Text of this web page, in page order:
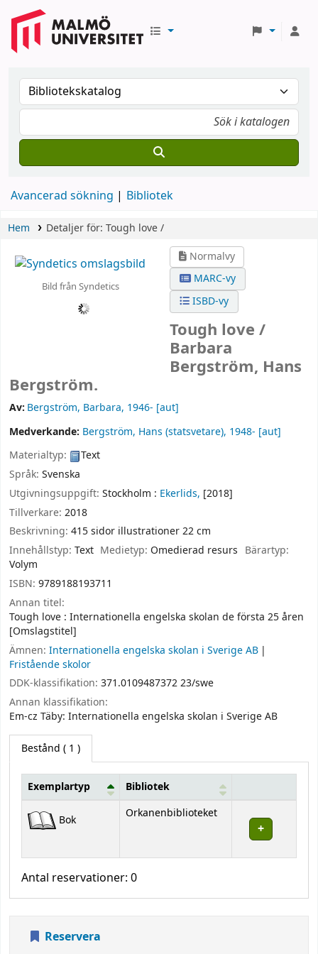
Avancerad sökning Bibliotek
Hem Detaljer för: Tough love /
Bild från Syndetics
Normalvy
MARC-vy
ISBD-vy
Tough love /
Barbara
Bergström, Hans
Bergström.
Av: Bergström, Barbara, 1946- [aut]
Medverkande: Bergström, Hans (statsvetare), 1948- [aut]
Materialtyp:
Text
Språk: Svenska
Utgivningsuppgift: Stockholm : Ekerlids, [2018]
Tillverkare: 2018
Beskrivning: 415 sidor illustrationer 22 cm
Innehållstyp: Text Medietyp: Omedierad resurs Bärartyp:
Volym
ISBN: 9789188193711
Annan titel:
Tough love : Internationella engelska skolan de första 25 åren
[Omslagstitel]
Ämnen: Internationella engelska skolan i Sverige AB
Fristående skolor
DDK-klassifikation: 371.0109487372 23/swe
Annan klassifikation:
Em-cz Täby: Internationella engelska skolan i Sverige AB
Bestånd ( 1 )
Bestånd
Exemplartyp Bibliotek
Bok Orkanenbiblioteket
Antal reservationer: 0
Reservera